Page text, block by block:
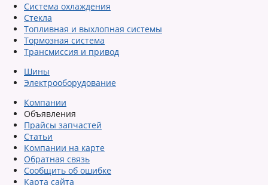
Система охлаждения
Стекла
Топливная и выхлопная системы
Тормозная система
Трансмиссия и привод
Шины
Электрооборудование
Компании
Объявления
Прайсы запчастей
Статьи
Компании на карте
Обратная связь
Сообщить об ошибке
Карта сайта